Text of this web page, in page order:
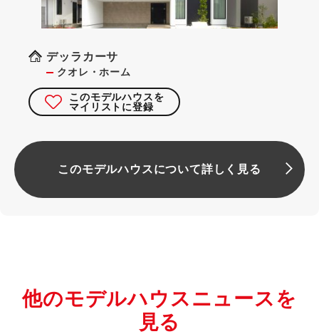
デッラカーサ
クオレ・ホーム
このモデルハウスを
マイリストに登録
このモデルハウスについて詳しく見る
他のモデルハウスニュースを
見る